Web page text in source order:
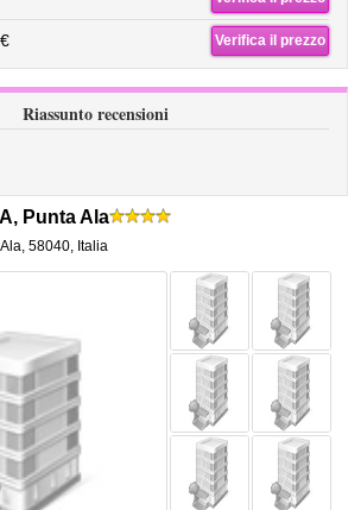
Verifica il prezzo
Riassunto recensioni
Punta Ala
,58040, Italia